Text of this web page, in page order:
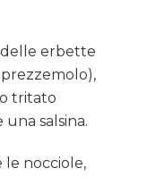
delle erbette
tritato
salsina.
le nocciole,